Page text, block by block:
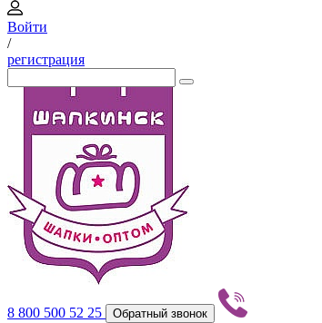
Войти
/
регистрация
8 800 500 52 25 Обратный звонок